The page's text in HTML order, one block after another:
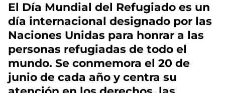
El Día Mundial del Refugiado es un
día internacional designado por las
Naciones Unidas para honrar a las
personas refugiadas de todo el
mundo. Se conmemora el 20 de
junio de cada año y centra su